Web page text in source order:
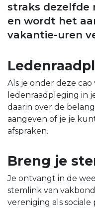
straks dezelfde
en wordt het
vakantie-uren
Als je onder deze
ledenraadpleging in
daarin over de
aangeven of je je
afspraken.
Breng je
Je ontvangt in de
stemlink van
vereniging als